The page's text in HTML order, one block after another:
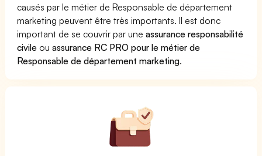
causés par le métier de Responsable de département
marketing peuvent être très importants. Il est donc
important de se couvrir par uneassurance responsabilité
civile ouassurance RC PRO pour le métier de
Responsable de département marketing.